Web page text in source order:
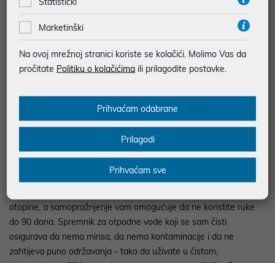
automatski se prilagođavajući tepisima, prolivenoj tekućini i
rješava tvrdokorne mrlje za pametnije čišćenje. S visinom od
samo 95 mm, bez napora klizi ispod namještaja, pružajući
zaista pronicljiv i savršeno usklađen s vašim domom. Elegantni
dizajn susreće jednostavno održavanje DEEBOT T90 OMNI
redefinira čišćenje doma elegantnim dizajnom i potpunom
otopine, a samopražnjenje vam omogućuje da ne koristite ruke
do 90 dana. Spremnik za otpadne vode koji se sam čisti
osigurava da nema mirisa, da nema kontaminacije i da ne
zahtijeva puno održavanja - tako da uživate u čistom,
Marketinški
Na ovoj mrežnoj stranici koriste se kolačići. Molimo Vas da
pročitate Politiku o kolačićima ili prilagodite postavke.
Prihvaćam odabrane
Prilagodi
Prihvaćam sve